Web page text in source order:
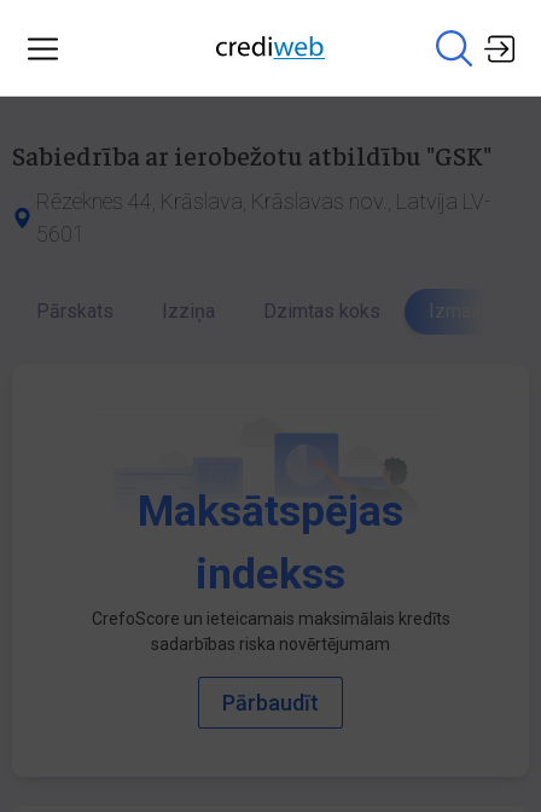
Sabiedrība ar ierobežotu atbildību "GSK"
Rēzeknes 44, Krāslava, Krāslavas nov., Latvija LV-
5601
Pārskats Izziņa Dzimtas koks Izmaiņu
Maksātspējas
indekss
CrefoScore un ieteicamais maksimālais kredīts
sadarbības riska novērtējumam
Pārbaudīt